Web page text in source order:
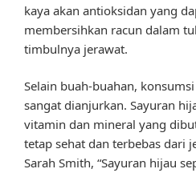
kaya akan antioksidan yang
membersihkan racun dalam
timbulnya jerawat.
Selain buah-buahan,
sangat dianjurkan. Sayuran
vitamin dan mineral yang
tetap sehat dan terbebas dari
Sarah Smith, “Sayuran hijau